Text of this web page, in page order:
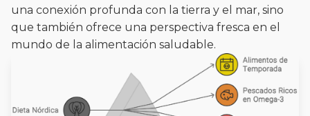
una conexión profunda con la tierra y el mar, sino
que también ofrece una perspectiva fresca en el
mundo de la alimentación saludable.